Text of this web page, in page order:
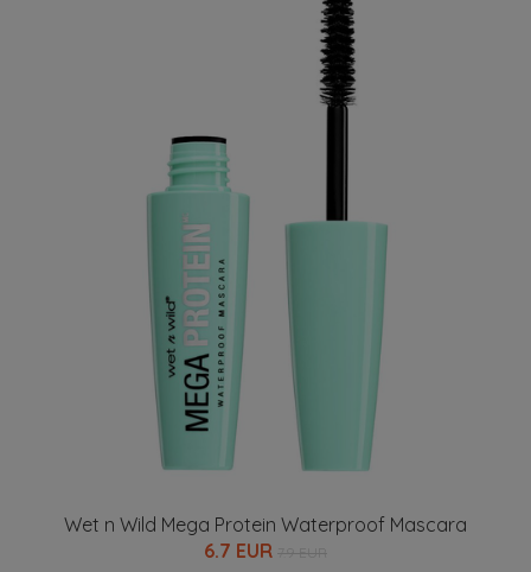
Wet n Wild Mega Protein Waterproof Mascara
6.7 EUR